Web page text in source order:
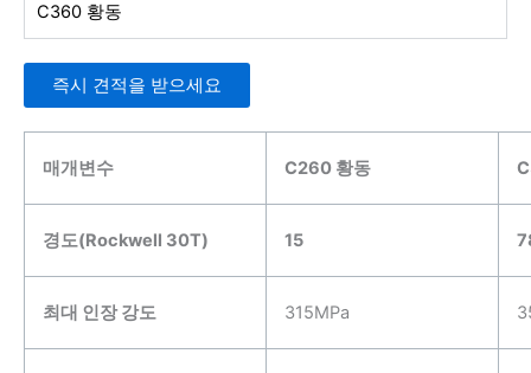
C360 황동
즉시 견적을 받으세요
매개변수 C260 황동
경도(Rockwell 30T) 15
최대 인장 강도 315MPa